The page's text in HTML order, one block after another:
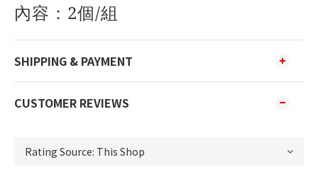
內容：2個/組
SHIPPING & PAYMENT
CUSTOMER REVIEWS